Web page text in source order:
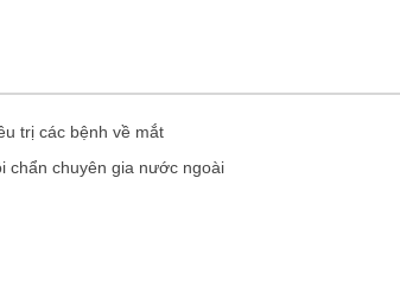
trị các bệnh về mắt
chẩn chuyên gia nước ngoài